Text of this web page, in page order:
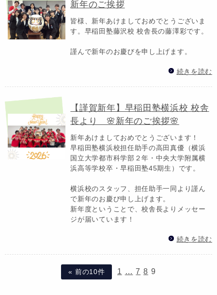
新年のご挨拶
皆様、新年あけましておめでとうございま
す。早稲田塾藤沢校 校舎長の藤澤彩です。
謹んで新年のお慶びを申し上げます。
続きを読む
【謹賀新年】早稲田塾横浜校 校舎
長より 🌸新年のご挨拶🌸
新年あけましておめでとうございます！
早稲田塾横浜校担任助手の高田真優（横浜
国立大学都市科学部２年・中央大学附属横
浜高等学校卒・早稲田塾45期生）です。
横浜校のスタッフ、担任助手一同より謹ん
で新年のお慶び申し上げます。
新年度ということで、校舎長よりメッセー
ジが届いています！
続きを読む
« 前の10件 1 … 7 8 9